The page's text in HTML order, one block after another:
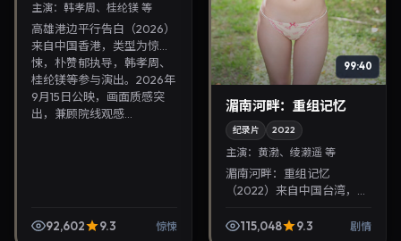
主演： 韩孝周、桂纶镁 等
高雄港边平行告白（2026）
来自中国香港，类型为惊
悚，朴赞郁执导，韩孝周、
桂纶镁等参与演出。2026年
9月15日公映，画面质感突
出，兼顾院线观感...
92,602 9.3 惊悚
99:40
湄南河畔：重组记忆
纪录片 2022
主演：黄渤、绫濑遥 等
湄南河畔：重组记忆
（2022）来自中国台湾，类
渤、绫濑遥等参与演出。
115,048 9.3 剧情